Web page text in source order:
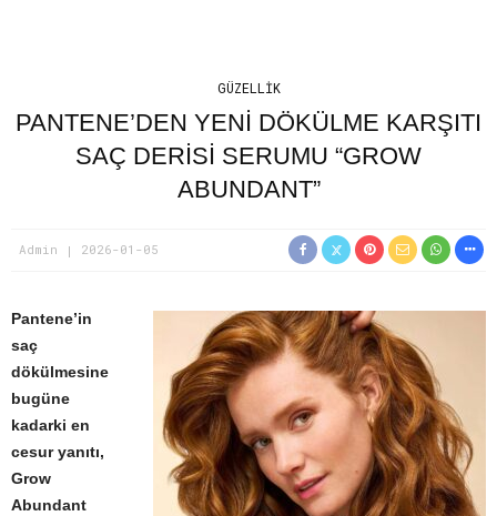
GÜZELLIK
PANTENE’DEN YENI DÖKÜLME KARŞITI
SAÇ DERISI SERUMU “GROW
ABUNDANT”
Admin 2026-01-05
Pantene’in
saç
dökülmesine
bugüne
kadarki en
cesur yanıtı,
Grow
Abundant